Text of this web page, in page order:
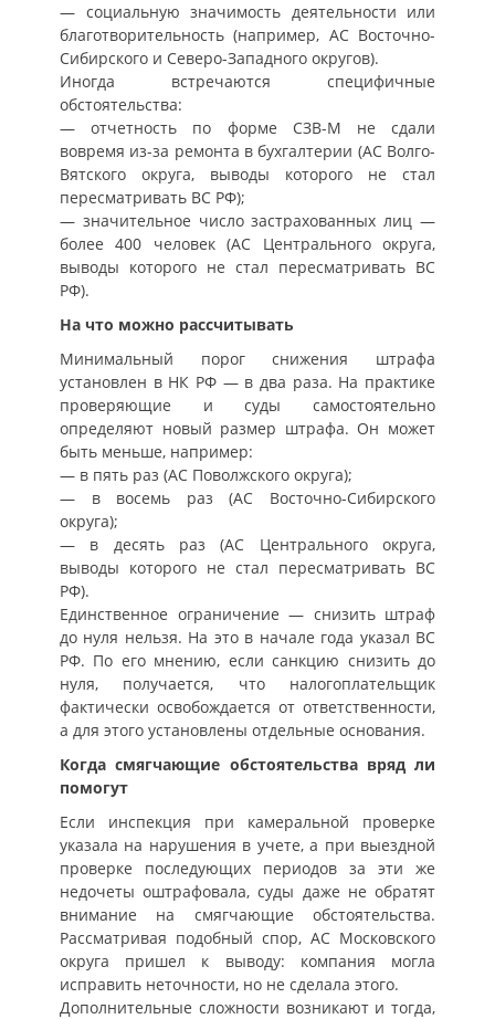
— социальную значимость деятельности или
благотворительность (например, АС Восточно-
Сибирского и Северо-Западного округов).
Иногда встречаются специфичные
обстоятельства:
— отчетность по форме СЗВ-М не сдали
вовремя из-за ремонта в бухгалтерии (АС Волго-
Вятского округа, выводы которого не стал
пересматривать ВС РФ);
— значительное число застрахованных лиц —
более 400 человек (АС Центрального округа,
выводы которого не стал пересматривать ВС
РФ).
На что можно рассчитывать
Минимальный порог снижения штрафа
установлен в НК РФ — в два раза. На практике
проверяющие и суды самостоятельно
определяют новый размер штрафа. Он может
быть меньше, например:
— в пять раз (АС Поволжского округа);
— в восемь раз (АС Восточно-Сибирского
округа);
— в десять раз (АС Центрального округа,
выводы которого не стал пересматривать ВС
РФ).
Единственное ограничение — снизить штраф
до нуля нельзя. На это в начале года указал ВС
РФ. По его мнению, если санкцию снизить до
нуля, получается, что налогоплательщик
фактически освобождается от ответственности,
а для этого установлены отдельные основания.
Когда смягчающие обстоятельства вряд ли
помогут
Если инспекция при камеральной проверке
указала на нарушения в учете, а при выездной
проверке последующих периодов за эти же
недочеты оштрафовала, суды даже не обратят
внимание на смягчающие обстоятельства.
Рассматривая подобный спор, АС Московского
округа пришел к выводу: компания могла
исправить неточности, но не сделала этого.
Дополнительные сложности возникают и тогда,